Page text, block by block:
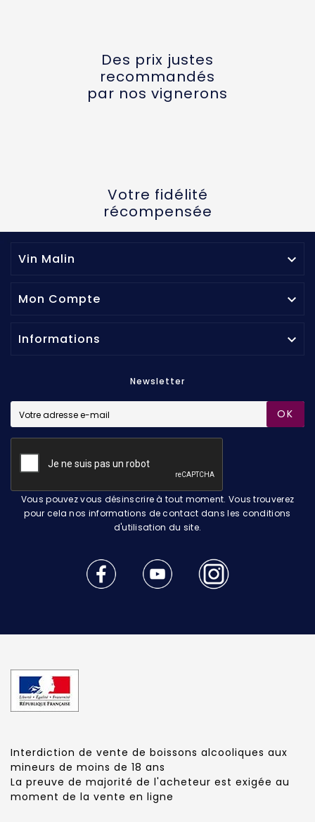
Des prix justes
recommandés
par nos vignerons
Votre fidélité
récompensée
Vin Malin 
Mon Compte 
Informations 
Newsletter
OK
Vous pouvez vous désinscrire à tout moment. Vous trouverez
pour cela nos informations de contact dans les conditions
d'utilisation du site.
Interdiction de vente de boissons alcooliques aux
mineurs de moins de 18 ans
La preuve de majorité de l'acheteur est exigée au
moment de la vente en ligne